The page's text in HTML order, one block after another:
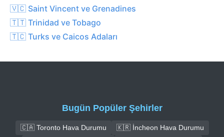
🇻🇨 Saint Vincent ve Grenadines
🇹🇹 Trinidad ve Tobago
🇹🇨 Turks ve Caicos Adaları
Bugün Popüler Şehirler
🇨🇦 Toronto Hava Durumu
🇰🇷 İncheon Hava Durumu